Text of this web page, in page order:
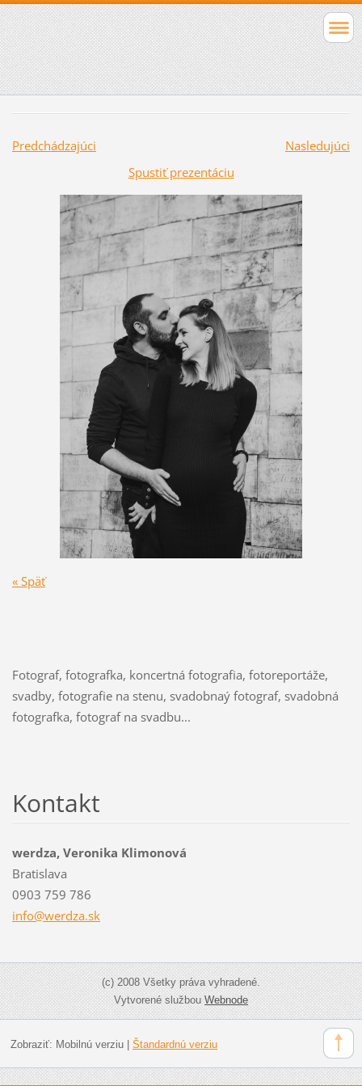
Predchádzajúci
Nasledujúci
Spustiť prezentáciu
« Späť
Fotograf, fotografka, koncertná fotografia, fotoreportáže,
svadby, fotografie na stenu, svadobnaý fotograf, svadobná
fotografka, fotograf na svadbu...
Kontakt
werdza, Veronika Klimonová
Bratislava
0903 759 786
info@werdza.sk
(c) 2008 Všetky práva vyhradené.
Vytvorené službouWebnode
Zobraziť: Mobilnú verziu| Štandardnú verziu